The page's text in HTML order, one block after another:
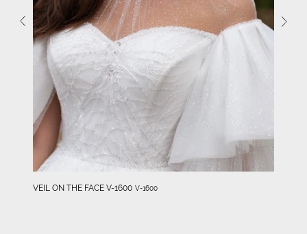
VEIL ON THE FACE V-1600 V-1600